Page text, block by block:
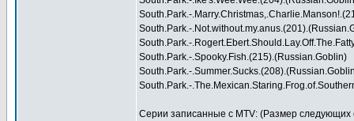
South.Park.-
South.Park.-
South.Park.-
South.Park.-.Spooky.Fish.(215).(Russian.Goblin)
South.Park.-
South.Park.-
Серии записанные с MTV: (Размер следующих